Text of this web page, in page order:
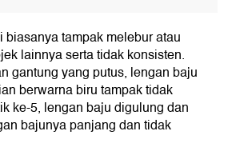
tampak melebur atau
lainnya serta tidak konsisten.
gantung yang putus, lengan baju
berwarna biru tampak tidak
ke-5, lengan baju digulung dan
bajunya panjang dan tidak